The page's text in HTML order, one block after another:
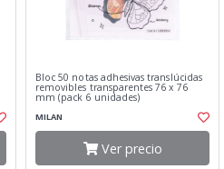
Bloc 50 notas adhesivas translúcidas
removibles transparentes 76 x 76
mm (pack 6 unidades)
MILAN
Ver precio